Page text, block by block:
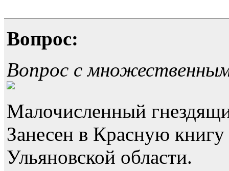
Вопрос:
Вопрос с
Малочисленный
Занесен в Красную
Ульяновской области.